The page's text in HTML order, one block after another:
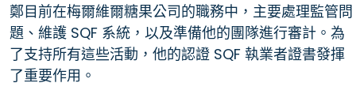
鄭目前在梅爾維爾糖果公司的職務中，主要處理監管問
題、維護 SQF 系統，以及準備他的團隊進行審計。為
了支持所有這些活動，他的認證 SQF 執業者證書發揮
了重要作用。